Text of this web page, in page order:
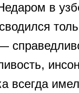
в
всегда